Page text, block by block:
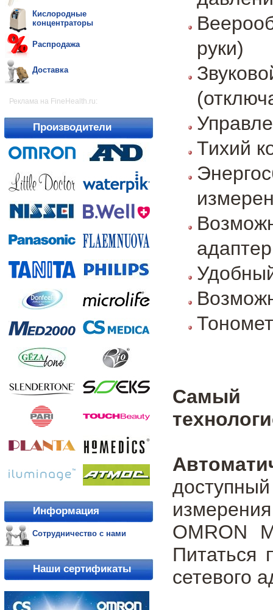
Кислородные
концентраторы
Распродажа
Доставка
Реклама на FineHealth.ru:
Производители
Информация
Сотрудничество с нами
Наши сертификаты
руки)
Тихий
адаптер
Самый
OMRON
Питаться
сетевого